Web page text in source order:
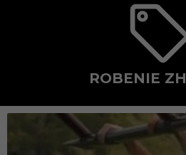
ROBENIE